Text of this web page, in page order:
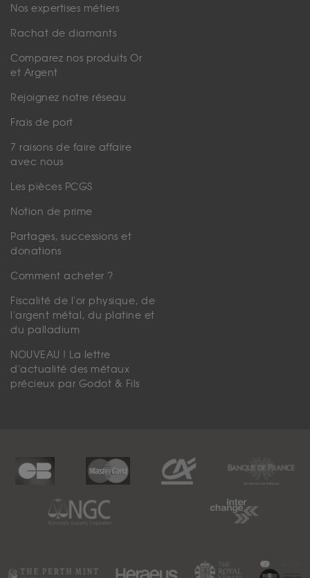
Nos expertises métiers
Rachat de diamants
Comparez nos produits Or
et Argent
Rejoignez notre réseau
Frais de port
7 raisons de faire affaire
avec nous
Les pièces PCGS
Notion de prime
Partages, successions et
donations
Comment acheter ?
Fiscalité de l'or physique, de
l'argent métal, du platine et
du palladium
NOUVEAU ! La lettre
d'actualité des métaux
précieux par Godot & Fils